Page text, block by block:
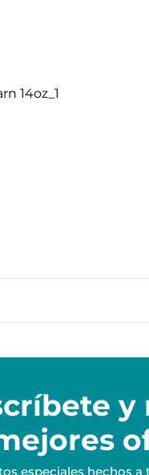
y
especiales hechos a